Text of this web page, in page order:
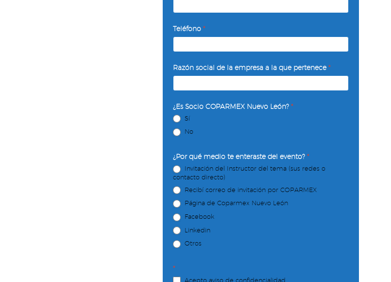
Teléfono *
Razón social de la empresa a la que pertenece*
¿Es Socio COPARMEX Nuevo León? *
Sí
No
¿Por qué medio te enteraste del evento? *
Invitación del Instructor del tema (sus redes o
contacto directo)
Recibí correo de invitación por COPARMEX
Página de Coparmex Nuevo León
Facebook
Linkedin
Otros
*
Acepto aviso de confidencialidad